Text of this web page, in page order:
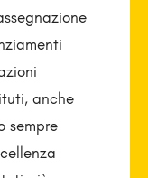
anche
sempre